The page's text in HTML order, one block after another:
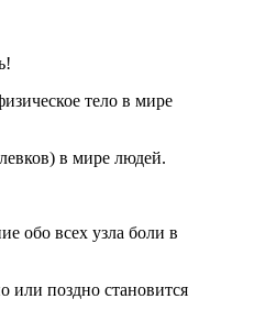
тело в мире
в мире людей.
обо всех узла боли в
или поздно становится